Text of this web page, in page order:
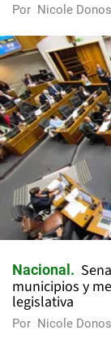
Por Nicole
Nacional
municipios y
legislativa
Por Nicole